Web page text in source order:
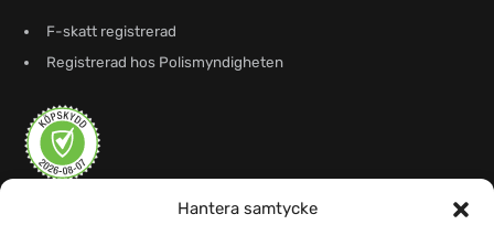
Hantera samtycke
F-skatt registrerad
Registrerad hos Polismyndigheten